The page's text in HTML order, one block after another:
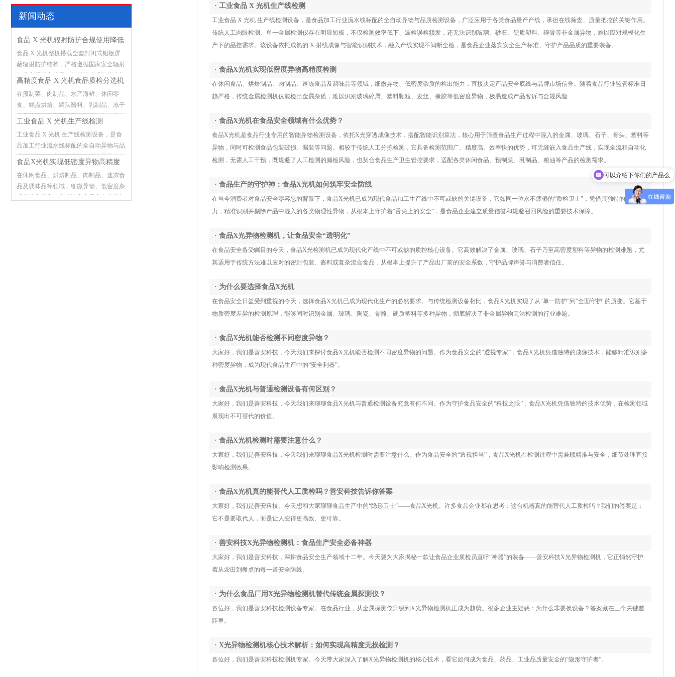
· 工业食品 X 光机生产线检测
工业食品 X 光机 生产线检测设备，是食品加工行业流水线标配的全自动异物与品质检测设备，广泛应用于各类食品量产产线，承担在线筛查、质量把控的关键作用。
传统人工肉眼检测、单一金属检测仪存在明显短板，不仅检测效率低下、漏检误检频发，还无法识别玻璃、砂石、硬质塑料、碎骨等非金属异物，难以应对规模化生
产下的品控需求。该设备依托成熟的 X 射线成像与智能识别技术，融入产线实现不间断全检，是食品企业落实安全生产标准、守护产品品质的重要装备。
· 食品X光机实现低密度异物高精度检测
在休闲食品、烘焙制品、肉制品、速冻食品及调味品等领域，细微异物、低密度杂质的检出能力，直接决定产品安全底线与品牌市场信誉。随着食品行业监管标准日
趋严格，传统金属检测机仅能检出金属杂质，难以识别玻璃碎屑、塑料颗粒、发丝、橡胶等低密度异物，极易造成产品客诉与合规风险
· 食品X光机在食品安全领域有什么优势？
食品X光机是食品行业专用的智能异物检测设备，依托X光穿透成像技术，搭配智能识别算法，核心用于筛查食品生产过程中混入的金属、玻璃、石子、骨头、塑料等
异物，同时可检测食品包装破损、漏装等问题。相较于传统人工分拣检测，它具备检测范围广、精度高、效率快的优势，可无缝嵌入食品生产线，实现全流程自动化
检测，无需人工干预，既规避了人工检测的漏检风险，也契合食品生产卫生管控要求，适配各类休闲食品、预制菜、乳制品、粮油等产品的检测需求。
· 食品生产的守护神：食品X光机如何筑牢安全防线
在当今消费者对食品安全零容忍的背景下，食品X光机已成为现代食品加工生产线中不可或缺的关键设备，它如同一位永不疲倦的“质检卫士”，凭借其独特的透视能
力，精准识别并剔除产品中混入的各类物理性异物，从根本上守护着“舌尖上的安全”，是食品企业建立质量信誉和规避召回风险的重要技术保障。
· 食品X光异物检测机，让食品安全“透明化”
在食品安全备受瞩目的今天，食品X光检测机已成为现代化产线中不可或缺的质控核心设备。它高效解决了金属、玻璃、石子乃至高密度塑料等异物的检测难题，尤
其适用于传统方法难以应对的密封包装、酱料或复杂混合食品，从根本上提升了产品出厂前的安全系数，守护品牌声誉与消费者信任。
· 为什么要选择食品X光机
在食品安全日益受到重视的今天，选择食品X光机已成为现代化生产的必然要求。与传统检测设备相比，食品X光机实现了从"单一防护"到"全面守护"的质变。它基于
物质密度差异的检测原理，能够同时识别金属、玻璃、陶瓷、骨骼、硬质塑料等多种异物，彻底解决了非金属异物无法检测的行业难题。
· 食品X光机能否检测不同密度异物？
大家好，我们是善安科技，今天我们来探讨食品X光机能否检测不同密度异物的问题。作为食品安全的“透视专家”，食品X光机凭借独特的成像技术，能够精准识别多
种密度异物，成为现代食品生产中的“安全利器”。
· 食品X光机与普通检测设备有何区别？
大家好，我们是善安科技，今天我们来聊聊食品X光机与普通检测设备究竟有何不同。作为守护食品安全的“科技之眼”，食品X光机凭借独特的技术优势，在检测领域
展现出不可替代的价值。
· 食品X光机检测时需要注意什么？
大家好，我们是善安科技，今天我们来聊聊食品X光机检测时需要注意什么。作为食品安全的“透视担当”，食品X光机在检测过程中需兼顾精准与安全，细节处理直接
影响检测效果。
· 食品X光机真的能替代人工质检吗？善安科技告诉你答案
大家好，我们是善安科技。今天想和大家聊聊食品生产中的“隐形卫士”——食品X光机。许多食品企业都在思考：这台机器真的能替代人工质检吗？我们的答案是：
它不是要取代人，而是让人变得更高效、更可靠。
· 善安科技X光异物检测机：食品生产安全必备神器
大家好，我们是善安科技，深耕食品安全生产领域十二年。今天要为大家揭秘一款让食品企业质检员直呼“神器”的装备——善安科技X光异物检测机，它正悄然守护
着从农田到餐桌的每一道安全防线。
· 为什么食品厂用X光异物检测机替代传统金属探测仪？
各位好，我们是善安科技检测设备专家。在食品行业，从金属探测仪升级到X光异物检测机正成为趋势。很多企业主疑惑：为什么非要换设备？答案藏在三个关键差
距里。
· X光异物检测机核心技术解析：如何实现高精度无损检测？
各位好，我们是善安科技检测机专家。今天带大家深入了解X光异物检测机的核心技术，看它如何成为食品、药品、工业品质量安全的“隐形守护者”。
新闻动态
食品 X 光机辐射防护合规使用降低
误检漏检故障
食品 X 光机整机搭载全套封闭式铅板屏
蔽辐射防护结构，严格遵循国家安全辐射
标准合规投产使用，依托优化成像算法与
判、漏检与设备突发故障，筑牢食品流水
线异物检测安全防线。
高精度食品 X 光机食品质检分选机
在预制菜、肉制品、水产海鲜、休闲零
食、糕点烘焙、罐头酱料、乳制品、冻干
食品等规模化食品加工生产流程中，原料
混入各类外来杂质。金属碎屑、玻璃碎
渣、砂石硬块、陶瓷碎片、硬质塑料、骨
头硬块、线头杂物等异物潜藏在产品内
部，肉眼难以识别排查。一旦含异物产品
流向市场，极易引发消费者投诉索赔、产
品批量召回，企业还将面临市场监管部门
工业食品 X 光机生产线检测
工业食品 X 光机 生产线检测设备，是食
品加工行业流水线标配的全自动异物与品
质检测设备，广泛应用于各类食品量产产
用。传统人工肉眼检测、单一金属检测仪
存在明显短板，不仅检测效率低下、漏检
误检频发，还无法识别玻璃、砂石、硬质
食品X光机实现低密度异物高精度
检测
在休闲食品、烘焙制品、肉制品、速冻食
品及调味品等领域，细微异物、低密度杂
质的检出能力，直接决定产品安全底线与
你们是怎么收费的呢